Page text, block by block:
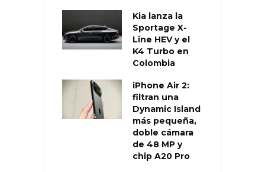
Kia lanza la
Sportage X-
Line HEV y el
K4 Turbo en
Colombia
iPhone Air 2:
filtran una
Dynamic Island
más pequeña,
doble cámara
de 48 MP y
chip A20 Pro